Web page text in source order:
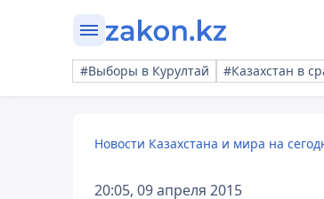
#Выборы в Курултай #Казахстан в
Новости Казахстана и мира на
20:05, 09 апреля 2015